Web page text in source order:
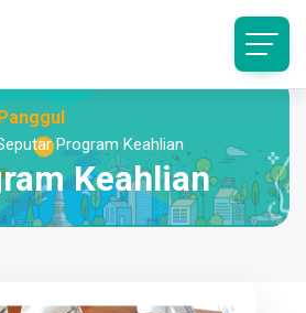
Program Keahlian
Keahlian